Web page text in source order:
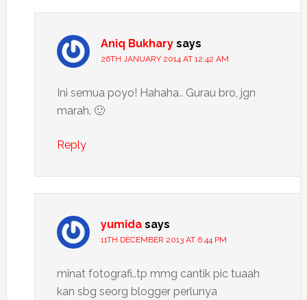
Aniq Bukhary says
26TH JANUARY 2014 AT 12:42 AM
Ini semua poyo! Hahaha.. Gurau bro, jgn
marah. 🙂
Reply
yumida says
11TH DECEMBER 2013 AT 6:44 PM
minat fotografi..tp mmg cantik pic tuaah
kan sbg seorg blogger perlunya